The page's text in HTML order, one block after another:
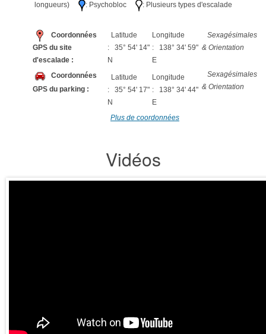
longueurs)
: Psychobloc : Plusieurs types d'escalade
Coordonnées
GPS du site
d'escalade :
Latitude
: 35° 54' 14"
N
Longitude
: 138° 34' 59"
E
Sexagésimales
& Orientation
Coordonnées
GPS du parking :
Latitude
: 35° 54' 17"
N
Longitude
: 138° 34' 44"
E
Sexagésimales
& Orientation
Plus de coordonnées
Vidéos